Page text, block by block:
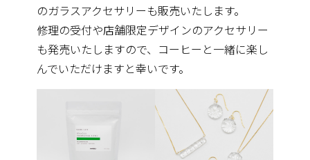
のガラスアクセサリーも販売いたします。
修理の受付や店舗限定デザインのアクセサリー
も発売いたしますので、コーヒーと一緒に楽し
んでいただけますと幸いです。